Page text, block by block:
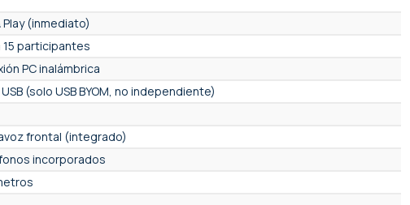
Play (inmediato)
15 participantes
PC inalámbrica
(solo USB BYOM, no independiente)
frontal (integrado)
incorporados